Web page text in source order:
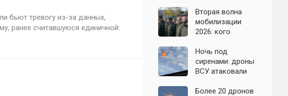
бьют тревогу из-за данных,
ранее считавшуюся единичной:
Ленинградскую
область: что
известно к 7
Вторая волна
мобилизации
2026: кого
ли реальные
признаки
Ночь под
сиренами: дроны
ВСУ атаковали
Евпаторию и
Более 20 дронов